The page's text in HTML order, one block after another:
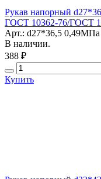
Рукав напорный
ГОСТ 10362-76/ГОСТ
Арт.: d27*36,5 0,49МПа
В наличии.
388 ₽
Купить